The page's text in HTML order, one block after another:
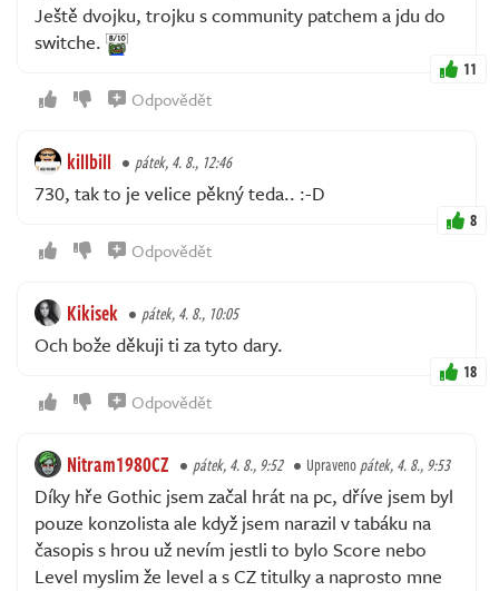
Ještě dvojku, trojku s community patchem a jdu do
switche.
11
Odpovědět
killbill pátek, 4. 8., 12:46
730, tak to je velice pěkný teda.. :-D
8
Odpovědět
Kikisek pátek, 4. 8., 10:05
Och bože děkuji ti za tyto dary.
18
Odpovědět
Nitram1980CZ pátek, 4. 8., 9:52 Upravenopátek, 4. 8., 9:53
Díky hře Gothic jsem začal hrát na pc, dříve jsem byl
pouze konzolista ale když jsem narazil v tabáku na
časopis s hrou už nevím jestli to bylo Score nebo
Level myslim že level a s CZ titulky a naprosto mne